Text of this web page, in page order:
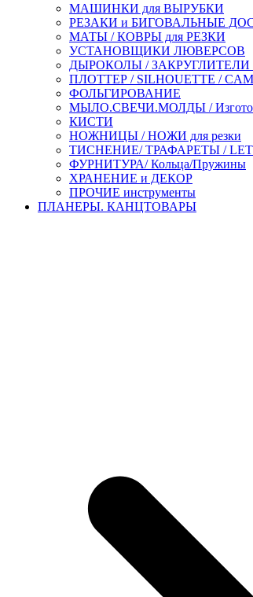
МАШИНКИ для ВЫРУБКИ
РЕЗАКИ и БИГОВАЛЬНЫЕ
МАТЫ / КОВРЫ для РЕЗКИ
УСТАНОВЩИКИ ЛЮВЕРСОВ
ДЫРОКОЛЫ / ЗАКРУГЛИТЕЛИ
ПЛОТТЕР / SILHOUETTE /
ФОЛЬГИРОВАНИЕ
МЫЛО.СВЕЧИ.МОЛДЫ /
КИСТИ
НОЖНИЦЫ / НОЖИ для резки
ТИСНЕНИЕ/ ТРАФАРЕТЫ /
ФУРНИТУРА/ Кольца/Пружины
ХРАНЕНИЕ и ДЕКОР
ПРОЧИЕ инструменты
ПЛАНЕРЫ. КАНЦТОВАРЫ